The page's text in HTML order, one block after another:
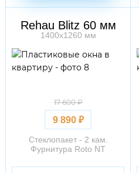
Rehau Blitz 60 мм
1400х1260 мм
17 600 ₽
9 890 ₽
Стеклопакет - 2 кам.
Фурнитура Roto NT